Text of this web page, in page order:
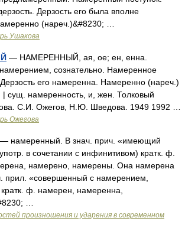
Дерзость его была вполне
(нареч.)&#8230; …
Ушакова
— НАМЕРЕННЫЙ, ая, ое; ен, енна.
сознательно. Намеренное
его намеренна. Намеренно (нареч.)
| сущ. намеренность, и, жен. Толковый
С.И. Ожегов, Н.Ю. Шведова. 1949 1992 …
Ожегова
— намеренный. В знач. прич. «имеющий
в сочетании с инфинитивом) кратк. ф.
намерено, намерены. Она намерена
прил. «совершенный с намерением,
кратк. ф. намерен, намеренна,
…
произношения и ударения в современном